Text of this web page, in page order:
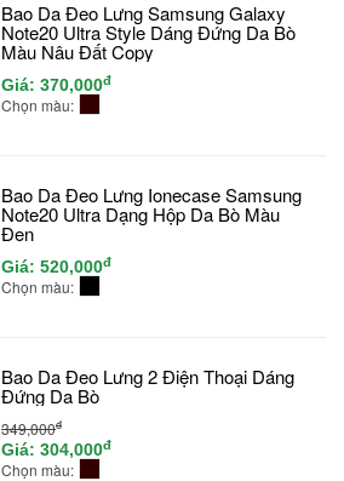
Bao Da Đeo Lưng Samsung Galaxy
Note20 Ultra Style Dáng Đứng Da Bò
Màu Nâu Đất Copy
Giá: 370,000đ
Chọn màu:
Bao Da Đeo Lưng Ionecase Samsung
Note20 Ultra Dạng Hộp Da Bò Màu
Đen
Giá: 520,000đ
Chọn màu:
Bao Da Đeo Lưng 2 Điện Thoại Dáng
Đứng Da Bò
349,000đ
Giá: 304,000đ
Chọn màu: